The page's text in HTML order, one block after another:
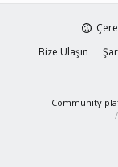
Bize Ulaşın
Community